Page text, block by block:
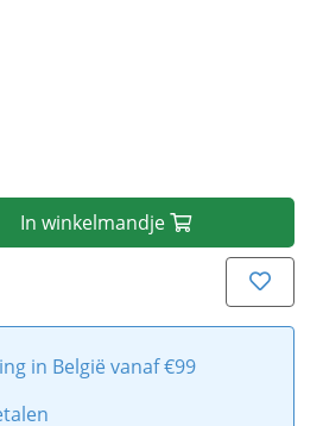
In winkelmandje
in België vanaf €99